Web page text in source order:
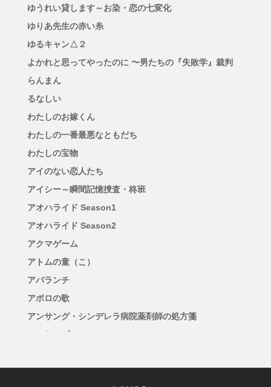
ゆうれい貸します～お染・恋の七変化
ゆりあ先生の赤い糸
ゆるキャン△２
よかれと思ってやったのに 〜男たちの『失敗学』裁判
らんまん
るなしい
わたしのお嫁くん
わたしの一番最悪なともだち
わたしの宝物
アイのない恋人たち
アイシー～瞬間記憶捜査・柊班
アオハライド Season1
アオハライド Season2
アクマゲーム
アトムの童（こ）
アバランチ
アポロの歌
アンサング・シンデレラ病院薬剤師の処方箋
アンサンブル
アンメット ある脳外科医の日記